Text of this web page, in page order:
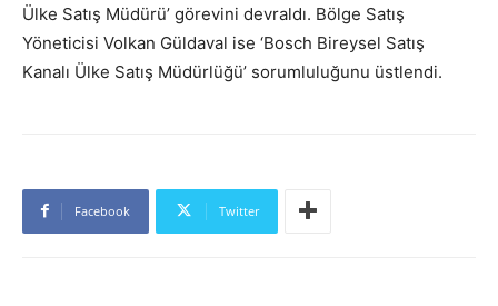
Ülke Satış Müdürü’ görevini devraldı. Bölge Satış
Yöneticisi Volkan Güldaval ise ‘Bosch Bireysel Satış
Kanalı Ülke Satış Müdürlüğü’ sorumluluğunu üstlendi.
Facebook Twitter